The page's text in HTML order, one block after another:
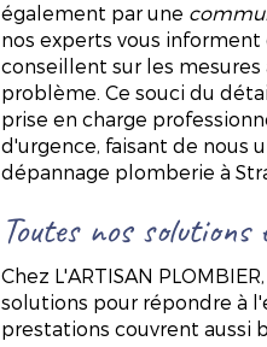
également par une
nos experts vous
conseillent sur les
problème. Ce souci du
prise en charge
d'urgence, faisant de nous
dépannage plomberie à
Toutes nos
Chez L'ARTISAN
solutions pour répondre à
prestations couvrent aussi